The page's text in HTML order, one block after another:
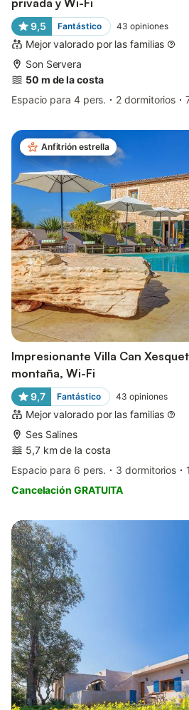
privada y Wi-Fi
9,5 Fantástico 43 opiniones
Mejor valorado por las familias
Son Servera
50 m de la costa
Espacio para 4 pers.
2 dormitorios
Anfitrión estrella
Impresionante Villa Can
montaña, Wi-Fi
9,7 Fantástico 43 opiniones
Mejor valorado por las familias
Ses Salines
5,7 km de la costa
Espacio para 6 pers.
3 dormitorios
Cancelación GRATUITA